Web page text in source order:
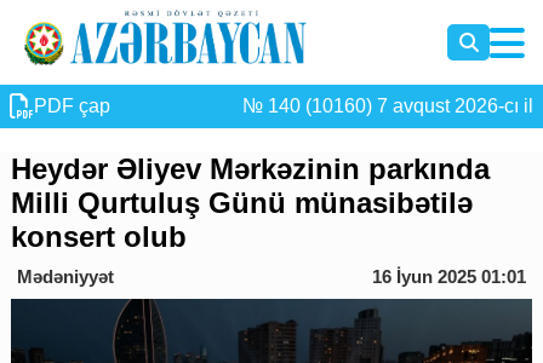
PDF çap № 140 (10160) 7 avqust 2026-cı il
Heydər Əliyev Mərkəzinin parkında
Milli Qurtuluş Günü münasibətilə
konsert olub
Mədəniyyət 16 İyun 2025 01:01